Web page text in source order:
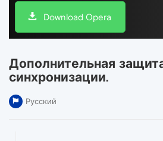
Download Opera
Дополнительная
синхронизации.
Русский